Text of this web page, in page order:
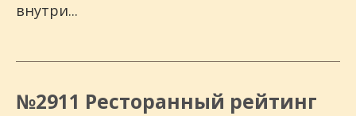
внутри...
№2911 Ресторанный рейтинг